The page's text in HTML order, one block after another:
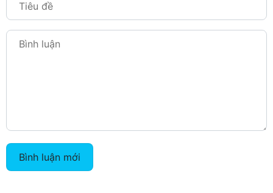
Bình luận mới